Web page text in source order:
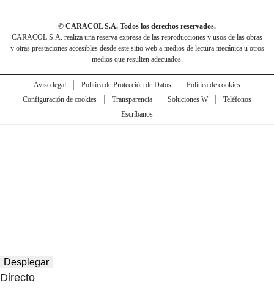
© CARACOL S.A. Todos los derechos reservados.
CARACOL S.A. realiza una reserva expresa de las reproducciones y usos de las obras
y otras prestaciones accesibles desde este sitio web a medios de lectura mecánica u otros
medios que resulten adecuados.
Aviso legal Política de Protección de Datos
Política de cookies
Configuración de cookies
Transparencia Soluciones W
Teléfonos
Escríbanos
Desplegar
Directo